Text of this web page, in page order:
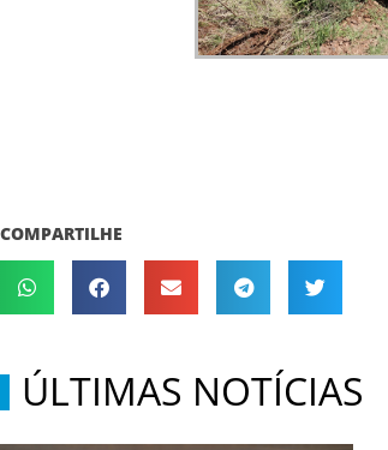
COMPARTILHE
ÚLTIMAS NOTÍCIAS